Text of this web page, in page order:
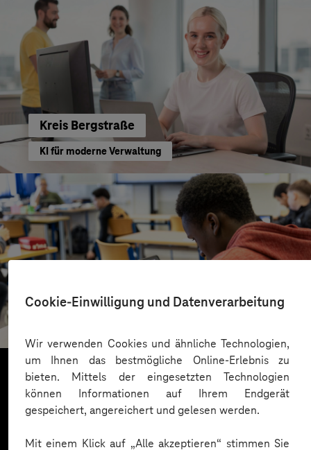
Cookie-Einwilligung und Datenverarbeitung
Wir verwenden Cookies und ähnliche Technologien,
um Ihnen das bestmögliche Online-Erlebnis zu
bieten. Mittels der eingesetzten Technologien
können Informationen auf Ihrem Endgerät
gespeichert, angereichert und gelesen werden.
Mit einem Klick auf „Alle akzeptieren“ stimmen Sie
Kreis Bergstraße
KI für moderne Verwaltung
St.-Benedikt-Schule Düsseldorf
Mehr laden